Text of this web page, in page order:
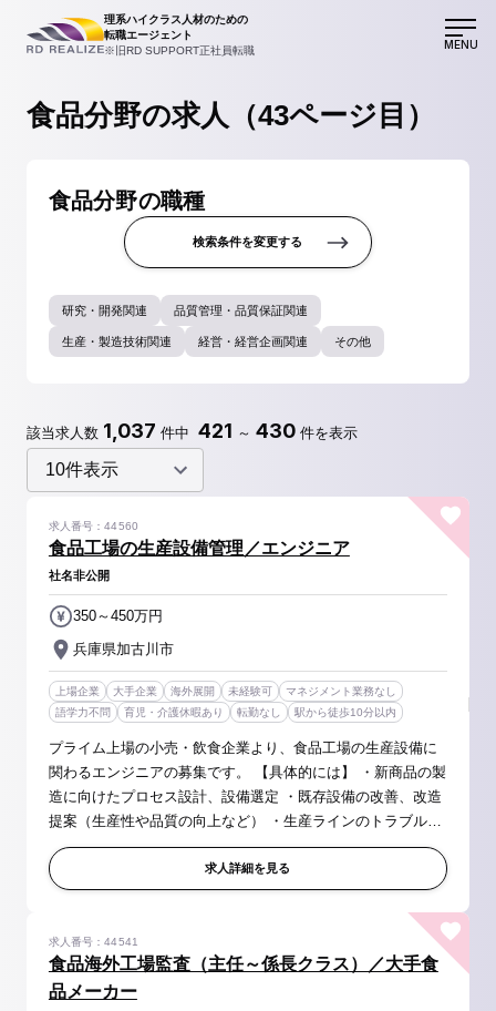
理系ハイクラス人材のための
転職エージェント
※旧RD SUPPORT正社員転職
MENU
食品分野の求人（43ページ目）
食品分野の職種
検索条件を変更する
研究・開発関連 品質管理・品質保証関連
生産・製造技術関連 経営・経営企画関連 その他
該当求人数 1,037 件中 421 ～ 430 件を表示
食品工場の生産設備管理／エンジニア
求人番号：44560
社名非公開
兵庫県加古川市
350～450万円
上場企業 大手企業 海外展開 未経験可
マネジメント業務なし
語学力不問
育児・介護休暇あり 転勤なし 駅から徒歩10分以内
プライム上場の小売・飲食企業より、食品工場の生産設備に
関わるエンジニアの募集です。 【具体的には】 ・新商品の製
造に向けたプロセス設計、設備選定 ・既存設備の改善、改造
提案（生産性や品質の向上など） ・生産ラインのトラブル対
応、予防保全 ・設備メーカーとの調整、立ち会い ・現場（工
場）との打ち...
求人詳細を見る
食品海外工場監査（主任～係長クラス）／大手食
品メーカー
求人番号：44541